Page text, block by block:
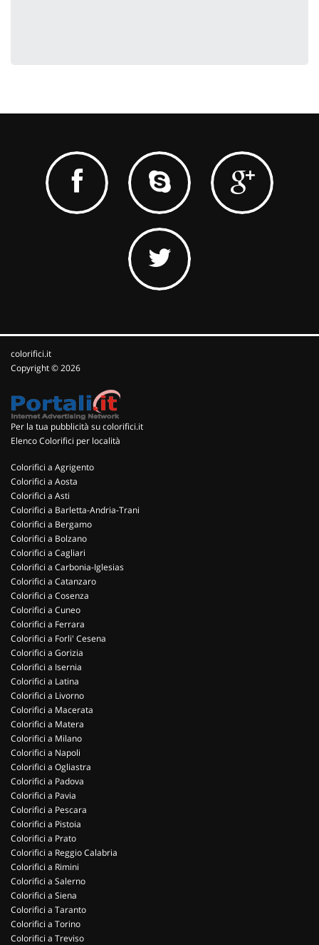
colorifici.it
Copyright © 2026
Per la tua pubblicità su colorifici.it
Elenco Colorifici per località
Colorifici a Agrigento
Colorifici a Aosta
Colorifici a Asti
Colorifici a Barletta-Andria-Trani
Colorifici a Bergamo
Colorifici a Bolzano
Colorifici a Cagliari
Colorifici a Carbonia-Iglesias
Colorifici a Catanzaro
Colorifici a Cosenza
Colorifici a Cuneo
Colorifici a Ferrara
Colorifici a Forli' Cesena
Colorifici a Gorizia
Colorifici a Isernia
Colorifici a Latina
Colorifici a Livorno
Colorifici a Macerata
Colorifici a Matera
Colorifici a Milano
Colorifici a Napoli
Colorifici a Ogliastra
Colorifici a Padova
Colorifici a Pavia
Colorifici a Pescara
Colorifici a Pistoia
Colorifici a Prato
Colorifici a Reggio Calabria
Colorifici a Rimini
Colorifici a Salerno
Colorifici a Siena
Colorifici a Taranto
Colorifici a Torino
Colorifici a Treviso